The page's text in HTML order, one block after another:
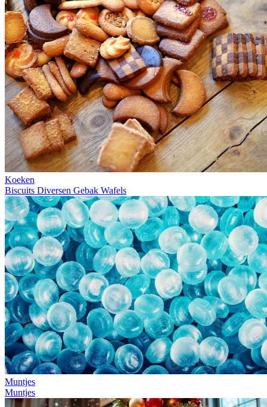
Koeken
Biscuits Diversen Gebak Wafels
Muntjes
Muntjes